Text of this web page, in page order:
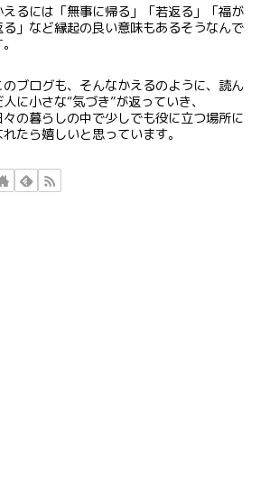
えるには「無事に帰る」「若返る」「福が
る」など縁起の良い意味もあるそうなんで
のブログも、そんなかえるのように、読ん
人に小さな“気づき”が返っていき、
々の暮らしの中で少しでも役に立つ場所に
れたら嬉しいと思っています。